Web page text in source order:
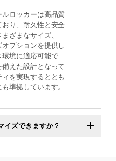
ロッカーは高品質
り、耐久性と安全
ざまなサイズ、
プションを提供し
環境に適応可能で
えた設計となって
を実現するととも
準拠しています。
イズできますか？